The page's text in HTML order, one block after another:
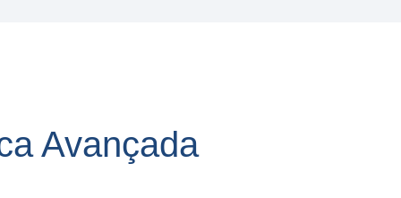
Avançada